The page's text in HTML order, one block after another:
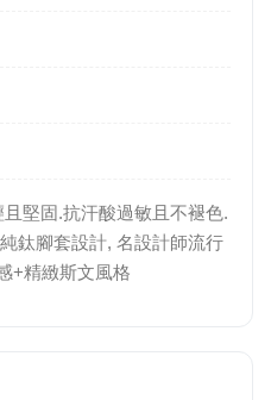
堅固.抗汗酸過敏且不褪色.
鈦腳套設計, 名設計師流行
+精緻斯文風格